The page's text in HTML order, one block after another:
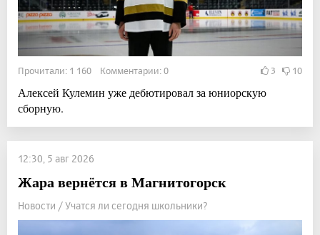
Прочитали: 1 160 Комментарии: 0 3 10
Алексей Кулемин уже дебютировал за юниорскую
сборную.
12:30, 5 авг 2026
Жара вернётся в Магнитогорск
Новости / Учатся ли сегодня школьники?